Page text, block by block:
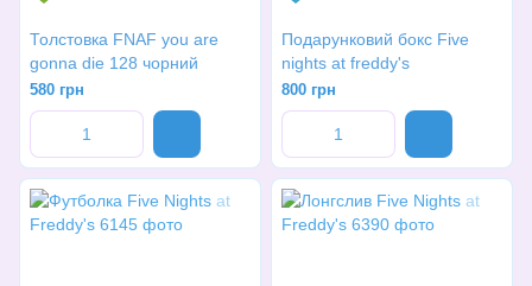
Толстовка FNAF you are
gonna die 128 чорний
580 грн
Подарунковий бокс Five
nights at freddy's
800 грн